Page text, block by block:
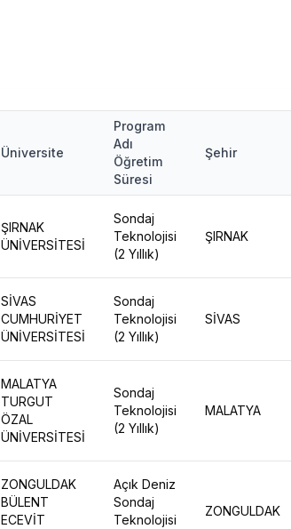
Üniversite
Program
Adı
Öğretim
Süresi
Şehir
ŞIRNAK
ÜNİVERSİTESİ
Sondaj
Teknolojisi
(2 Yıllık)
ŞIRNAK
SİVAS
CUMHURİYET
ÜNİVERSİTESİ
Sondaj
Teknolojisi
(2 Yıllık)
SİVAS
MALATYA
TURGUT
ÖZAL
ÜNİVERSİTESİ
Sondaj
Teknolojisi
(2 Yıllık)
MALATYA
ZONGULDAK
BÜLENT
ECEVİT
Açık Deniz
Sondaj
Teknolojisi
ZONGULDAK